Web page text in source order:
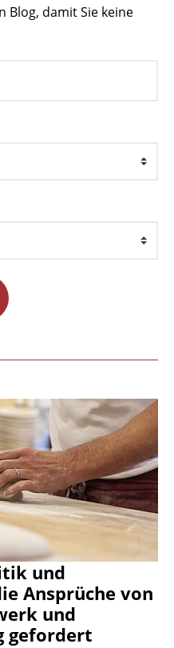
Blog, damit Sie keine
und
Ansprüche von
und
gefordert